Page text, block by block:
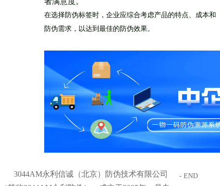
在选择防伪标签时，企业应综合考虑产品的特点、成本和
防伪需求，以达到最佳的防伪效果。
3044AM永利信诚（北京）防伪技术有限公司
- END